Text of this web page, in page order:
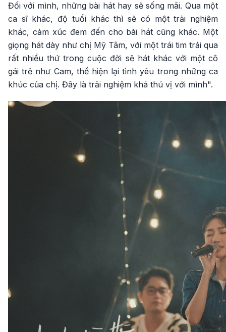
Đối với mình, những bài hát hay sẽ sống mãi. Qua một
ca sĩ khác, độ tuổi khác thì sẽ có một trải nghiệm
khác, cảm xúc đem đến cho bài hát cũng khác. Một
giọng hát dày như chị Mỹ Tâm, với một trái tim trải qua
rất nhiều thứ trong cuộc đời sẽ hát khác với một cô
gái trẻ như Cam, thể hiện lại tình yêu trong những ca
khúc của chị. Đây là trải nghiệm khá thú vị với mình".